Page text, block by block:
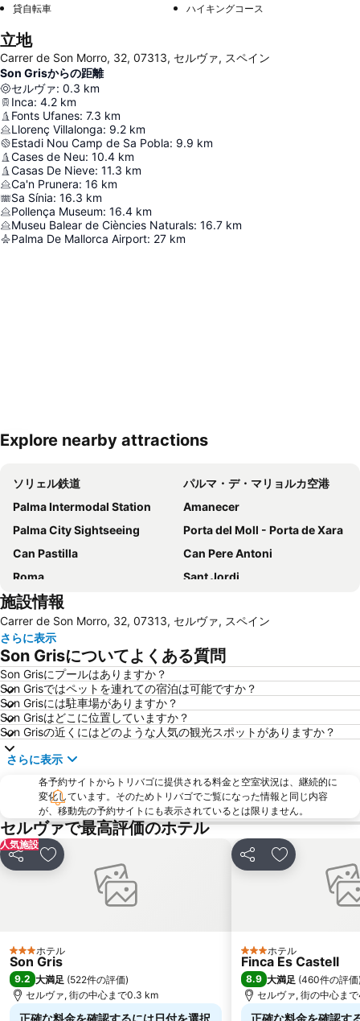
貸自転車 ハイキングコース
立地
Carrer de Son Morro, 32, 07313, セルヴァ, スペイン
Son Grisからの距離
セルヴァ: 0.3 km
Inca: 4.2 km
Fonts Ufanes: 7.3 km
Llorenç Villalonga: 9.2 km
Estadi Nou Camp de Sa Pobla: 9.9 km
Cases de Neu: 10.4 km
Casas De Nieve: 11.3 km
Ca'n Prunera: 16 km
Sa Sínia: 16.3 km
Pollença Museum: 16.4 km
Museu Balear de Ciències Naturals: 16.7 km
Palma De Mallorca Airport: 27 km
Explore nearby attractions
ソリェル鉄道
パルマ・デ・マリョルカ空港
Palma Intermodal Station
Amanecer
Palma City Sightseeing
Porta del Moll - Porta de Xara
Can Pastilla
Can Pere Antoni
Roma
Sant Jordi
Playa de Palma
La Bonanova
施設情報
Carrer de Son Morro, 32, 07313, セルヴァ, スペイン
さらに表示
Son Grisについてよくある質問
Son Grisにプールはありますか？
Son Grisではペットを連れての宿泊は可能ですか？
Son Grisには駐車場がありますか？
Son Grisはどこに位置していますか？
Son Grisの近くにはどのような人気の観光スポットがありますか？
さらに表示
各予約サイトからトリバゴに提供される料金と空室状況は、継続的に
変化しています。そのためトリバゴでご覧になった情報と同じ内容
が、移動先の予約サイトにも表示されているとは限りません。
セルヴァで最高評価のホテル
人気施設
シェア お気に入りに追加
3 ホテルのランク
ホテル
Son Gris
9.2 大満足 (522件の評価)
セルヴァ, 街の中心まで0.3 km
正確な料金を確認するには日付を選択
シェア お気に入りに
3 ホテルのランク
ホテル
Finca Es Castell
8.9 大満足 (460件の評価
セルヴァ, 街の中心ま
正確な料金を確認す